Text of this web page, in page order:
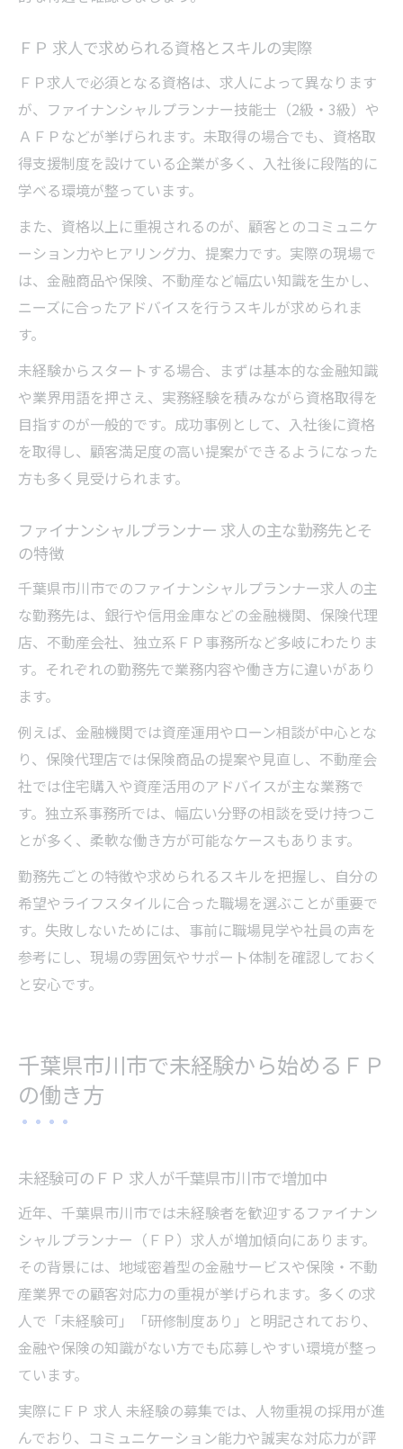
ＦＰ 求人で求められる資格とスキルの実際
ＦＰ求人で必須となる資格は、求人によって異なります
が、ファイナンシャルプランナー技能士（2級・3級）や
ＡＦＰなどが挙げられます。未取得の場合でも、資格取
得支援制度を設けている企業が多く、入社後に段階的に
学べる環境が整っています。
また、資格以上に重視されるのが、顧客とのコミュニケ
ーション力やヒアリング力、提案力です。実際の現場で
は、金融商品や保険、不動産など幅広い知識を生かし、
ニーズに合ったアドバイスを行うスキルが求められま
す。
未経験からスタートする場合、まずは基本的な金融知識
や業界用語を押さえ、実務経験を積みながら資格取得を
目指すのが一般的です。成功事例として、入社後に資格
を取得し、顧客満足度の高い提案ができるようになった
方も多く見受けられます。
ファイナンシャルプランナー 求人の主な勤務先とそ
の特徴
千葉県市川市でのファイナンシャルプランナー求人の主
な勤務先は、銀行や信用金庫などの金融機関、保険代理
店、不動産会社、独立系ＦＰ事務所など多岐にわたりま
す。それぞれの勤務先で業務内容や働き方に違いがあり
ます。
例えば、金融機関では資産運用やローン相談が中心とな
り、保険代理店では保険商品の提案や見直し、不動産会
社では住宅購入や資産活用のアドバイスが主な業務で
す。独立系事務所では、幅広い分野の相談を受け持つこ
とが多く、柔軟な働き方が可能なケースもあります。
勤務先ごとの特徴や求められるスキルを把握し、自分の
希望やライフスタイルに合った職場を選ぶことが重要で
す。失敗しないためには、事前に職場見学や社員の声を
参考にし、現場の雰囲気やサポート体制を確認しておく
と安心です。
千葉県市川市で未経験から始めるＦＰ
の働き方
未経験可のＦＰ 求人が千葉県市川市で増加中
近年、千葉県市川市では未経験者を歓迎するファイナン
シャルプランナー（ＦＰ）求人が増加傾向にあります。
その背景には、地域密着型の金融サービスや保険・不動
産業界での顧客対応力の重視が挙げられます。多くの求
人で「未経験可」「研修制度あり」と明記されており、
金融や保険の知識がない方でも応募しやすい環境が整っ
ています。
実際にＦＰ 求人 未経験の募集では、人物重視の採用が進
んでおり、コミュニケーション能力や誠実な対応力が評